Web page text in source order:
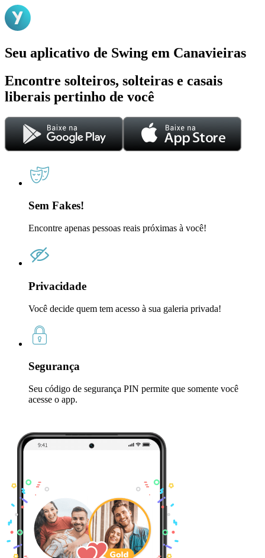
Seu aplicativo de Swing em Canavieiras
Encontre solteiros, solteiras e casais
liberais pertinho de você
Sem Fakes!
Encontre apenas pessoas reais próximas à você!
Privacidade
Você decide quem tem acesso à sua galeria privada!
Segurança
Seu código de segurança PIN permite que somente você
acesse o app.